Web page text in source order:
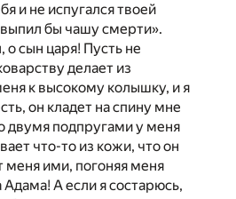
и не испугался твоей
выпил бы чашу смерти».
о сын царя! Пусть не
делает из
к высокому колышку, и я
он кладет на спину мне
двумя подпругами у меня
что-то из кожи, что он
меня ими, погоняя меня
А если я состарюсь,